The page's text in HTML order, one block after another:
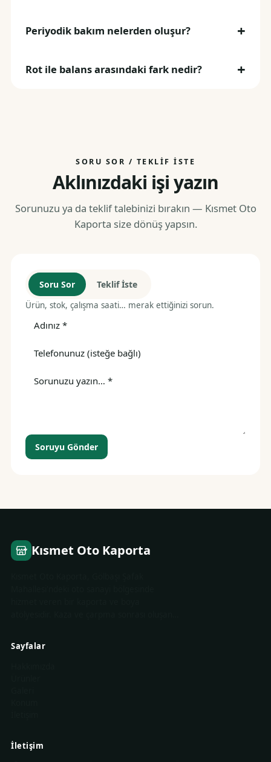
Periyodik bakım nelerden oluşur?
Rot ile balans arasındaki fark nedir?
SORU SOR / TEKLIF İSTE
Aklınızdaki işi yazın
Sorunuzu ya da teklif talebinizi bırakın — Kısmet Oto
Kaporta size dönüş yapsın.
Soru Sor Teklif İste
Ürün, stok, çalışma saati… merak ettiğinizi sorun.
Soruyu Gönder
Kısmet Oto Kaporta
Sayfalar
İletişim